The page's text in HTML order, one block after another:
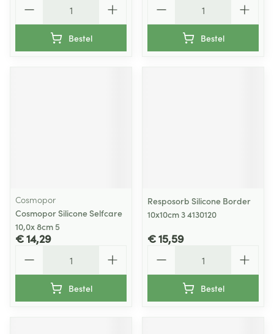
Bestel Bestel
Cosmopor
Cosmopor Silicone Selfcare
10,0x 8cm 5
€ 14,29
Bestel
Resposorb Silicone Border
10x10cm 3 4130120
€ 15,59
Bestel